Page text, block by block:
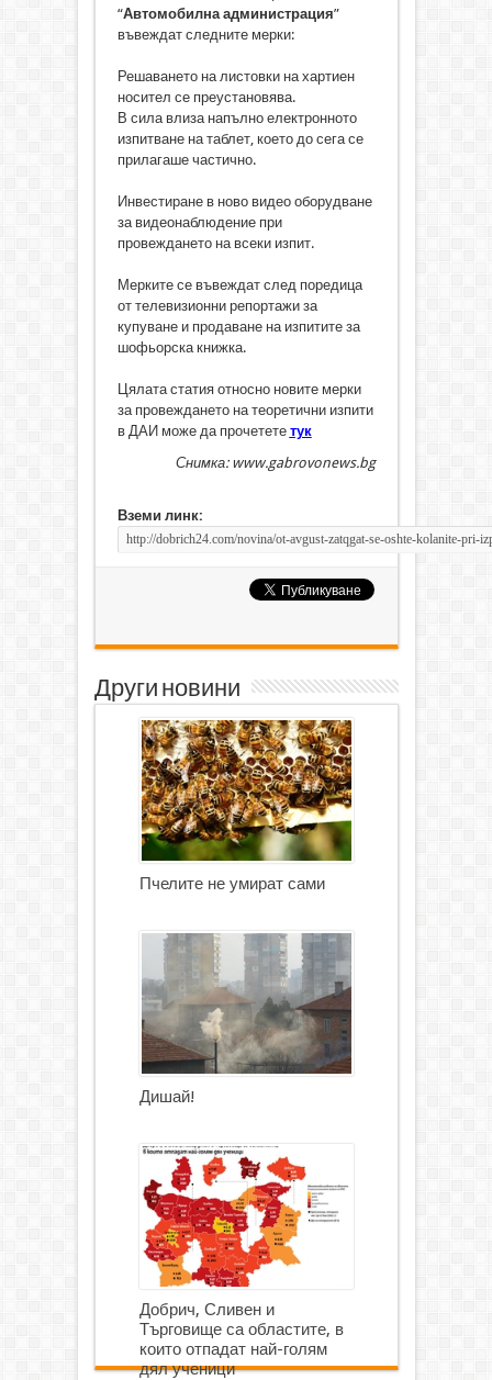
“Автомобилна администрация”
въвеждат следните мерки:
Решаването на листовки на хартиен
носител се преустановява.
В сила влиза напълно електронното
изпитване на таблет, което до сега се
прилагаше частично.
Инвестиране в ново видео оборудване
за видеонаблюдение при
провеждането на всеки изпит.
Мерките се въвеждат след поредица
от телевизионни репортажи за
купуване и продаване на изпитите за
шофьорска книжка.
Цялата статия относно новите мерки
за провеждането на теоретични изпити
в ДАИ може да прочетете тук
Снимка: www.gabrovonews.bg
Вземи линк:
Други новини
Пчелите не умират сами
Дишай!
Добрич, Сливен и
Търговище са областите, в
които отпадат най-голям
дял ученици